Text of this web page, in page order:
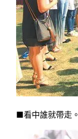
■看中誰就帶走。